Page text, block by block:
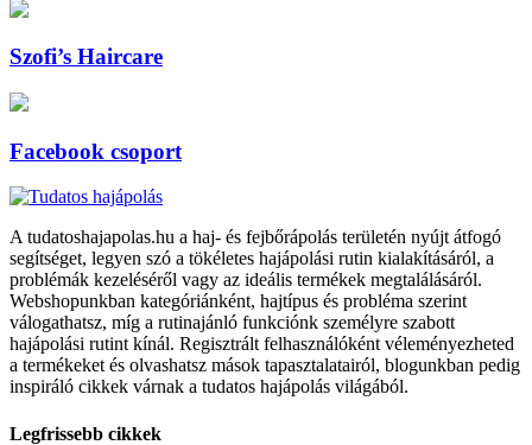
Szofi’s Haircare
Facebook csoport
A tudatoshajapolas.hu a haj- és fejbőrápolás területén nyújt átfogó
segítséget, legyen szó a tökéletes hajápolási rutin kialakításáról, a
problémák kezeléséről vagy az ideális termékek megtalálásáról.
Webshopunkban kategóriánként, hajtípus és probléma szerint
válogathatsz, míg a rutinajánló funkciónk személyre szabott
hajápolási rutint kínál. Regisztrált felhasználóként véleményezheted
a termékeket és olvashatsz mások tapasztalatairól, blogunkban pedig
inspiráló cikkek várnak a tudatos hajápolás világából.
Legfrissebb cikkek